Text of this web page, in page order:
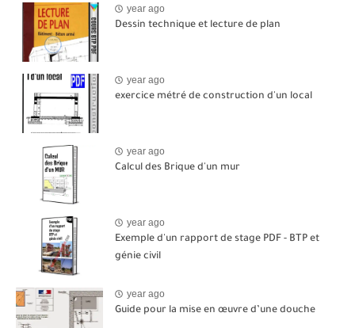
year ago
Dessin technique et lecture de plan
year ago
exercice métré de construction d'un local
year ago
Calcul des Brique d'un mur
year ago
Exemple d'un rapport de stage PDF - BTP et
génie civil
year ago
Guide pour la mise en œuvre d’une douche